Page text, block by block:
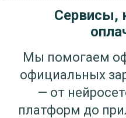
Сервисы,
Мы помогаем
официальных
— от
платформ до